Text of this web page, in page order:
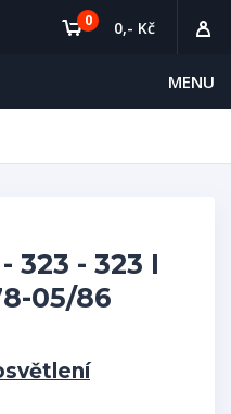
MENU
0 0,- Kč
323 - 323 I
05/86